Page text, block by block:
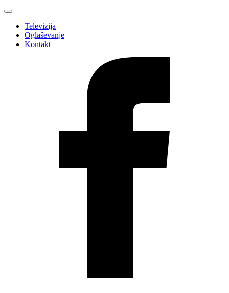
Televizija
Oglaševanje
Kontakt